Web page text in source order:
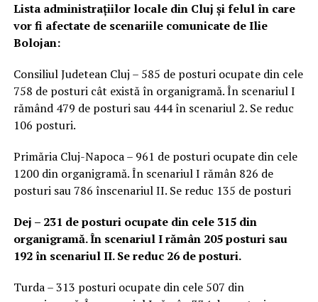
Lista administrațiilor locale din Cluj și felul în care
vor fi afectate de scenariile comunicate de Ilie
Bolojan:
Consiliul Judetean Cluj – 585 de posturi ocupate din cele
758 de posturi cât există în organigramă. În scenariul I
rămând 479 de posturi sau 444 în scenariul 2. Se reduc
106 posturi.
Primăria Cluj-Napoca – 961 de posturi ocupate din cele
1200 din organigramă. În scenariul I rămân 826 de
posturi sau 786 înscenariul II. Se reduc 135 de posturi
Dej – 231 de posturi ocupate din cele 315 din
organigramă. În scenariul I rămân 205 posturi sau
192 în scenariul II. Se reduc 26 de posturi.
Turda – 313 posturi ocupate din cele 507 din